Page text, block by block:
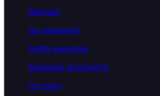
Demain
Ce weekend
Cette semaine
Semaine prochaine
Ce mois